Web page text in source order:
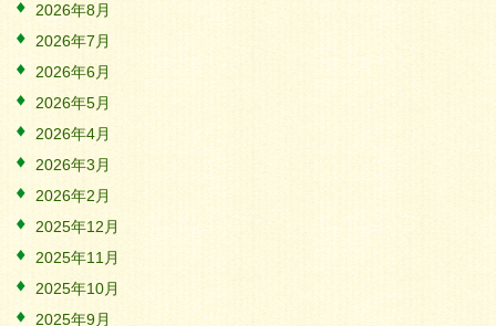
2026年8月
2026年7月
2026年6月
2026年5月
2026年4月
2026年3月
2026年2月
2025年12月
2025年11月
2025年10月
2025年9月